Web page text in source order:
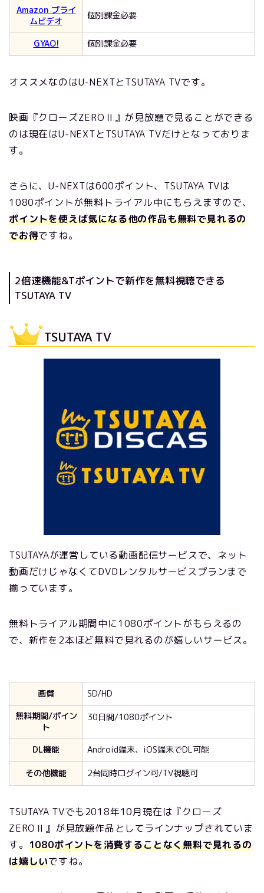
Amazon プライ
ムビデオ
個別課金必要
GYAO! 個別課金必要
オススメなのはU-NEXTとTSUTAYA TVです。
映画『クローズZEROⅡ』が見放題で見ることができる
のは現在はU-NEXTとTSUTAYA TVだけとなっておりま
す。
さらに、U-NEXTは600ポイント、TSUTAYA TVは
1080ポイントが無料トライアル中にもらえますので、
ポイントを使えば気になる他の作品も無料で見れるの
でお得ですね。
2倍速機能&Tポイントで新作を無料視聴できる
TSUTAYA TV
TSUTAYA TV
TSUTAYAが運営している動画配信サービスで、ネット
動画だけじゃなくてDVDレンタルサービスプランまで
揃っています。
無料トライアル期間中に1080ポイントがもらえるの
で、新作を2本ほど無料で見れるのが嬉しいサービス。
画質
SD/HD
無料期間/ポイン
ト
30日間/1080ポイント
DL機能
Android端末、iOS端末でDL可能
その他機能
2台同時ログイン可/TV視聴可
TSUTAYA TVでも2018年10月現在は『クローズ
ZEROⅡ』が見放題作品としてラインナップされていま
す。 1080ポイントを消費することなく無料で見れるの
は嬉しいですね。